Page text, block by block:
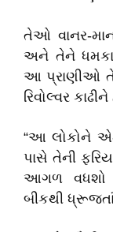
તેઓ વાનર-
અને તેને
આ પ્રાણીઓ
રિવોલ્વર
“આ લોકોને
પાસે તેની
આગળ વધશો
બીકથી ધ્રૂજતાં